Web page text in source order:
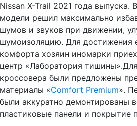
Nissan X-Trail 2021 года выпуска.
модели решил максимально
шумов и звуков при движении,
шумоизоляцию. Для достижения
комфорта хозяин иномарки
центр «Лаборатория
кроссовера были предложены
материалы «Comfort Premium».
были аккуратно демонтированы
пластиковые панели и покрытие